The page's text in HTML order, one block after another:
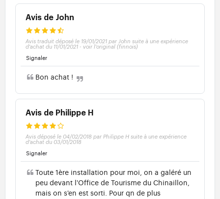
Avis de John
Avis traduit déposé le 19/01/2021 par John suite à une expérience
d'achat du 11/01/2021 - voir l'original (finnois)
Signaler
Bon achat !
Avis de Philippe H
Avis déposé le 04/02/2018 par Philippe H suite à une expérience
d'achat du 03/01/2018
Signaler
Toute 1ère installation pour moi, on a galéré un
peu devant l'Office de Tourisme du Chinaillon,
mais on s'en est sorti. Pour qn de plus